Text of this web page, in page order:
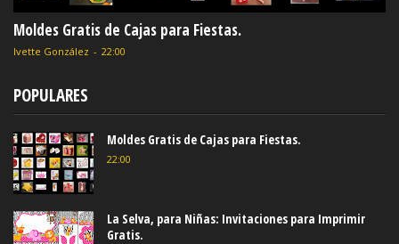
Moldes Gratis de Cajas para Fiestas.
Ivette González - 22:00
POPULARES
Moldes Gratis de Cajas para Fiestas.
22:00
La Selva, para Niñas: Invitaciones para Imprimir
Gratis.